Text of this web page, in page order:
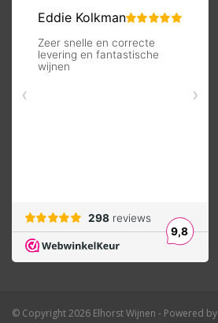
© Copyright 2026 Elhorst Wijnen - Powered by